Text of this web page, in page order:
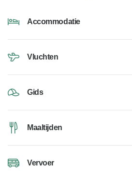
Accommodatie
Vluchten
Gids
Maaltijden
Vervoer